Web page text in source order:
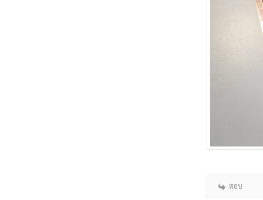
ตอบ